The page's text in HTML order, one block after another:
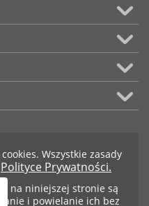
Wszystkie zasady
Polityce Prywatności.
na niniejszej stronie są
i powielanie ich bez